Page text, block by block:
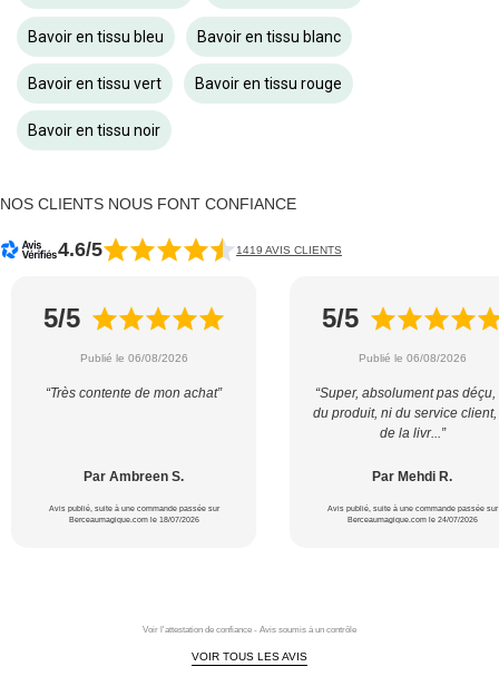
Bavoir en tissu bleu Bavoir en tissu blanc
Bavoir en tissu vert Bavoir en tissu rouge
Bavoir en tissu noir
NOS CLIENTS NOUS FONT CONFIANCE
4.6/5 1419 AVIS CLIENTS
5/5
Publié le 06/08/2026
“Très contente de mon achat”
Par Ambreen S.
Avis publié, suite à une commande passée sur
Berceaumagique.com le 18/07/2026
5/5
Publié le 06/08/2026
“Super, absolument pas déçu,
du produit, ni du service
de la livr...”
Par Mehdi R.
Avis publié, suite à une commande passée sur
Berceaumagique.com le 24/07/2026
Voir l'attestation de confiance - Avis soumis à un contrôle
VOIR TOUS LES AVIS